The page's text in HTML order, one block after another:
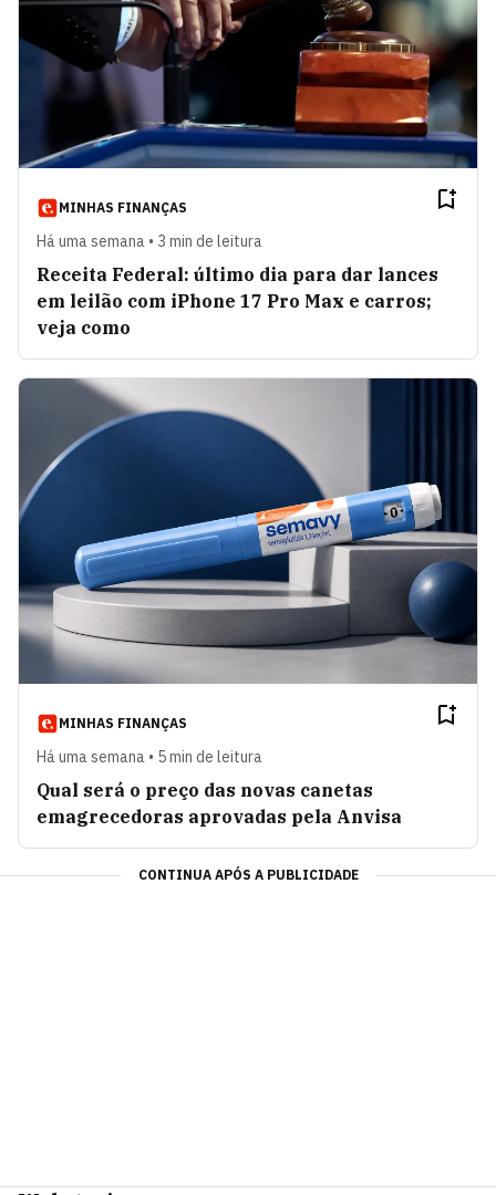
MINHAS FINANÇAS
Há uma semana • 3 min de leitura
Receita Federal: último dia para dar lances
em leilão com iPhone 17 Pro Max e carros;
veja como
MINHAS FINANÇAS
Há uma semana • 5 min de leitura
Qual será o preço das novas canetas
emagrecedoras aprovadas pela Anvisa
CONTINUA APÓS A PUBLICIDADE